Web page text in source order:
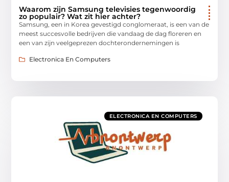
Waarom zijn Samsung televisies tegenwoordig
zo populair? Wat zit hier achter?
Samsung, een in Korea gevestigd conglomeraat, is een van de
meest succesvolle bedrijven die vandaag de dag floreren en
een van zijn veelgeprezen dochterondernemingen is
Electronica En Computers
ELECTRONICA EN COMPUTERS